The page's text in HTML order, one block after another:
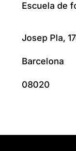
Escuela de
Josep Pla,
Barcelona
08020